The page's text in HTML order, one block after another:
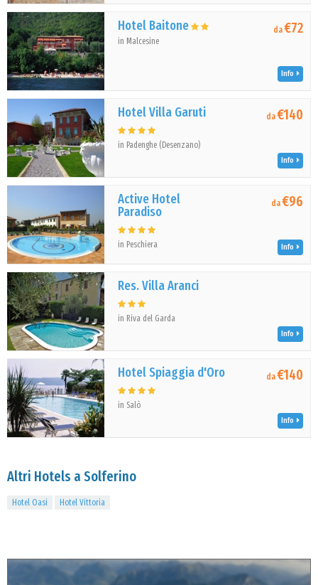
Hotel Baitone
in Malcesine
da€72
Info
Hotel Villa Garuti
in Padenghe (Desenzano)
da€140
Info
Active Hotel
Paradiso
in Peschiera
da€96
Info
Res. Villa Aranci
in Riva del Garda
Info
Hotel Spiaggia d'Oro
in Salò
da€140
Info
Altri Hotels a Solferino
Hotel Oasi Hotel Vittoria